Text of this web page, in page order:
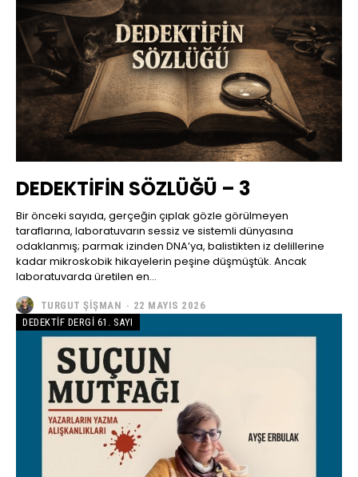
DEDEKTİFİN SÖZLÜĞÜ – 3
Bir önceki sayıda, gerçeğin çıplak gözle görülmeyen
taraflarına, laboratuvarın sessiz ve sistemli dünyasına
odaklanmış; parmak izinden DNA’ya, balistikten iz delillerine
kadar mikroskobik hikayelerin peşine düşmüştük. Ancak
laboratuvarda üretilen en...
TURGUT ŞIŞMAN - 22 MAYIS 2026
DEDEKTIF DERGI 61. SAYI